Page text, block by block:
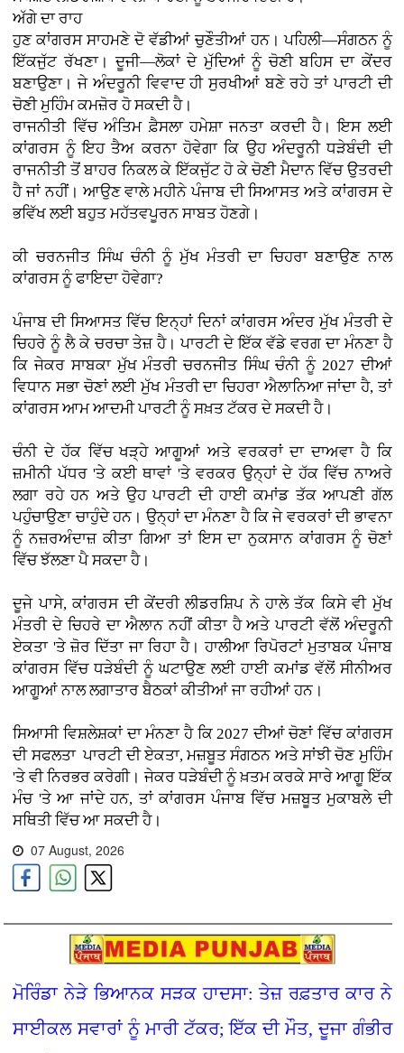
ਅੱਗੇ ਦਾ ਰਾਹ
ਹੁਣ ਕਾਂਗਰਸ ਸਾਹਮਣੇ ਦੋ ਵੱਡੀਆਂ ਚੁਣੌਤੀਆਂ ਹਨ। ਪਹਿਲੀ—ਸੰਗਠਨ ਨੂੰ
ਇੱਕਜੁੱਟ ਰੱਖਣਾ। ਦੂਜੀ—ਲੋਕਾਂ ਦੇ ਮੁੱਦਿਆਂ ਨੂੰ ਚੋਣੀ ਬਹਿਸ ਦਾ ਕੇਂਦਰ
ਬਣਾਉਣਾ। ਜੇ ਅੰਦਰੂਨੀ ਵਿਵਾਦ ਹੀ ਸੁਰਖੀਆਂ ਬਣੇ ਰਹੇ ਤਾਂ ਪਾਰਟੀ ਦੀ
ਚੋਣੀ ਮੁਹਿੰਮ ਕਮਜ਼ੋਰ ਹੋ ਸਕਦੀ ਹੈ।
ਰਾਜਨੀਤੀ ਵਿੱਚ ਅੰਤਿਮ ਫ਼ੈਸਲਾ ਹਮੇਸ਼ਾ ਜਨਤਾ ਕਰਦੀ ਹੈ। ਇਸ ਲਈ
ਕਾਂਗਰਸ ਨੂੰ ਇਹ ਤੈਅ ਕਰਨਾ ਹੋਵੇਗਾ ਕਿ ਉਹ ਅੰਦਰੂਨੀ ਧੜੇਬੰਦੀ ਦੀ
ਰਾਜਨੀਤੀ ਤੋਂ ਬਾਹਰ ਨਿਕਲ ਕੇ ਇੱਕਜੁੱਟ ਹੋ ਕੇ ਚੋਣੀ ਮੈਦਾਨ ਵਿੱਚ ਉਤਰਦੀ
ਹੈ ਜਾਂ ਨਹੀਂ। ਆਉਣ ਵਾਲੇ ਮਹੀਨੇ ਪੰਜਾਬ ਦੀ ਸਿਆਸਤ ਅਤੇ ਕਾਂਗਰਸ ਦੇ
ਭਵਿੱਖ ਲਈ ਬਹੁਤ ਮਹੱਤਵਪੂਰਨ ਸਾਬਤ ਹੋਣਗੇ।
ਕੀ ਚਰਨਜੀਤ ਸਿੰਘ ਚੰਨੀ ਨੂੰ ਮੁੱਖ ਮੰਤਰੀ ਦਾ ਚਿਹਰਾ ਬਣਾਉਣ ਨਾਲ
ਕਾਂਗਰਸ ਨੂੰ ਫਾਇਦਾ ਹੋਵੇਗਾ?
ਪੰਜਾਬ ਦੀ ਸਿਆਸਤ ਵਿੱਚ ਇਨ੍ਹਾਂ ਦਿਨਾਂ ਕਾਂਗਰਸ ਅੰਦਰ ਮੁੱਖ ਮੰਤਰੀ ਦੇ
ਚਿਹਰੇ ਨੂੰ ਲੈ ਕੇ ਚਰਚਾ ਤੇਜ਼ ਹੈ। ਪਾਰਟੀ ਦੇ ਇੱਕ ਵੱਡੇ ਵਰਗ ਦਾ ਮੰਨਣਾ ਹੈ
ਕਿ ਜੇਕਰ ਸਾਬਕਾ ਮੁੱਖ ਮੰਤਰੀ ਚਰਨਜੀਤ ਸਿੰਘ ਚੰਨੀ ਨੂੰ 2027 ਦੀਆਂ
ਵਿਧਾਨ ਸਭਾ ਚੋਣਾਂ ਲਈ ਮੁੱਖ ਮੰਤਰੀ ਦਾ ਚਿਹਰਾ ਐਲਾਨਿਆ ਜਾਂਦਾ ਹੈ, ਤਾਂ
ਕਾਂਗਰਸ ਆਮ ਆਦਮੀ ਪਾਰਟੀ ਨੂੰ ਸਖ਼ਤ ਟੱਕਰ ਦੇ ਸਕਦੀ ਹੈ।
ਚੰਨੀ ਦੇ ਹੱਕ ਵਿੱਚ ਖੜ੍ਹੇ ਆਗੂਆਂ ਅਤੇ ਵਰਕਰਾਂ ਦਾ ਦਾਅਵਾ ਹੈ ਕਿ
ਜ਼ਮੀਨੀ ਪੱਧਰ 'ਤੇ ਕਈ ਥਾਵਾਂ 'ਤੇ ਵਰਕਰ ਉਨ੍ਹਾਂ ਦੇ ਹੱਕ ਵਿੱਚ ਨਾਅਰੇ
ਲਗਾ ਰਹੇ ਹਨ ਅਤੇ ਉਹ ਪਾਰਟੀ ਦੀ ਹਾਈ ਕਮਾਂਡ ਤੱਕ ਆਪਣੀ ਗੱਲ
ਪਹੁੰਚਾਉਣਾ ਚਾਹੁੰਦੇ ਹਨ। ਉਨ੍ਹਾਂ ਦਾ ਮੰਨਣਾ ਹੈ ਕਿ ਜੇ ਵਰਕਰਾਂ ਦੀ ਭਾਵਨਾ
ਨੂੰ ਨਜ਼ਰਅੰਦਾਜ਼ ਕੀਤਾ ਗਿਆ ਤਾਂ ਇਸ ਦਾ ਨੁਕਸਾਨ ਕਾਂਗਰਸ ਨੂੰ ਚੋਣਾਂ
ਵਿੱਚ ਝੱਲਣਾ ਪੈ ਸਕਦਾ ਹੈ।
ਦੂਜੇ ਪਾਸੇ, ਕਾਂਗਰਸ ਦੀ ਕੇਂਦਰੀ ਲੀਡਰਸ਼ਿਪ ਨੇ ਹਾਲੇ ਤੱਕ ਕਿਸੇ ਵੀ ਮੁੱਖ
ਮੰਤਰੀ ਦੇ ਚਿਹਰੇ ਦਾ ਐਲਾਨ ਨਹੀਂ ਕੀਤਾ ਹੈ ਅਤੇ ਪਾਰਟੀ ਵੱਲੋਂ ਅੰਦਰੂਨੀ
ਏਕਤਾ 'ਤੇ ਜ਼ੋਰ ਦਿੱਤਾ ਜਾ ਰਿਹਾ ਹੈ। ਹਾਲੀਆ ਰਿਪੋਰਟਾਂ ਮੁਤਾਬਕ ਪੰਜਾਬ
ਕਾਂਗਰਸ ਵਿੱਚ ਧੜੇਬੰਦੀ ਨੂੰ ਘਟਾਉਣ ਲਈ ਹਾਈ ਕਮਾਂਡ ਵੱਲੋਂ ਸੀਨੀਅਰ
ਆਗੂਆਂ ਨਾਲ ਲਗਾਤਾਰ ਬੈਠਕਾਂ ਕੀਤੀਆਂ ਜਾ ਰਹੀਆਂ ਹਨ।
ਸਿਆਸੀ ਵਿਸ਼ਲੇਸ਼ਕਾਂ ਦਾ ਮੰਨਣਾ ਹੈ ਕਿ 2027 ਦੀਆਂ ਚੋਣਾਂ ਵਿੱਚ ਕਾਂਗਰਸ
ਦੀ ਸਫਲਤਾ ਪਾਰਟੀ ਦੀ ਏਕਤਾ, ਮਜ਼ਬੂਤ ਸੰਗਠਨ ਅਤੇ ਸਾਂਝੀ ਚੋਣ ਮੁਹਿੰਮ
'ਤੇ ਵੀ ਨਿਰਭਰ ਕਰੇਗੀ। ਜੇਕਰ ਧੜੇਬੰਦੀ ਨੂੰ ਖ਼ਤਮ ਕਰਕੇ ਸਾਰੇ ਆਗੂ ਇੱਕ
ਮੰਚ 'ਤੇ ਆ ਜਾਂਦੇ ਹਨ, ਤਾਂ ਕਾਂਗਰਸ ਪੰਜਾਬ ਵਿੱਚ ਮਜ਼ਬੂਤ ਮੁਕਾਬਲੇ ਦੀ
ਸਥਿਤੀ ਵਿੱਚ ਆ ਸਕਦੀ ਹੈ।
07 August, 2026
ਮੋਰਿੰਡਾ ਨੇੜੇ ਭਿਆਨਕ ਸੜਕ ਹਾਦਸਾ: ਤੇਜ਼ ਰਫ਼ਤਾਰ ਕਾਰ ਨੇ
ਸਾਈਕਲ ਸਵਾਰਾਂ ਨੂੰ ਮਾਰੀ ਟੱਕਰ; ਇੱਕ ਦੀ ਮੌਤ, ਦੂਜਾ ਗੰਭੀਰ